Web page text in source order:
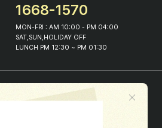
1668-1570
MON-FRI : AM 10:00 - PM 04:00
SAT,SUN,HOLIDAY OFF
LUNCH PM 12:30 ~ PM 01:30